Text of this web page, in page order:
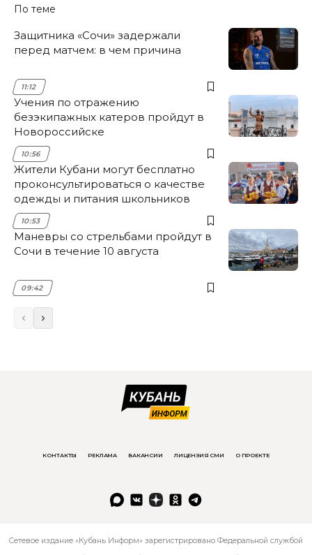
По теме
Защитника «Сочи» задержали
перед матчем: в чем причина
11:12
Учения по отражению
безэкипажных катеров пройдут в
Новороссийске
10:56
Жители Кубани могут бесплатно
проконсультироваться о качестве
одежды и питания школьников
10:53
Маневры со стрельбами пройдут в
Сочи в течение 10 августа
09:42
КОНТАКТЫ РЕКЛАМА ВАКАНСИИ ЛИЦЕНЗИЯ СМИ О ПРОЕКТЕ
Сетевое издание «Кубань Информ» зарегистрировано Федеральной службой